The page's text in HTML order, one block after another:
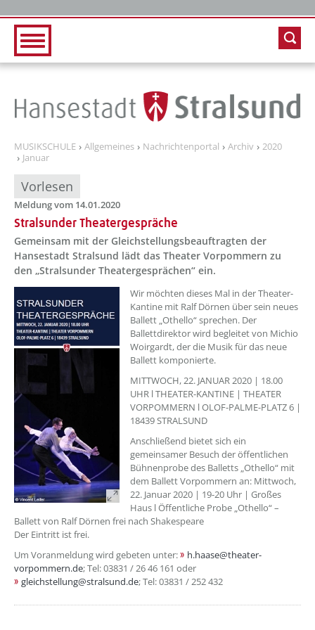
MUSIKSCHULE Allgemeines Nachrichtenportal Archiv
2020
Januar
Vorlesen
Meldung vom 14.01.2020
Stralsunder Theatergespräche
Gemeinsam mit der Gleichstellungsbeauftragten der
Hansestadt Stralsund lädt das Theater Vorpommern zu
den „Stralsunder Theatergesprächen“ ein.
Wir möchten dieses Mal in der Theater-
Kantine mit Ralf Dörnen über sein neues
Ballett „Othello“ sprechen. Der
Ballettdirektor wird begleitet von Michio
Woirgardt, der die Musik für das neue
Ballett komponierte.
MITTWOCH, 22. JANUAR 2020 | 18.00
UHR l THEATER-KANTINE | THEATER
VORPOMMERN l OLOF-PALME-PLATZ 6 |
18439 STRALSUND
Anschließend bietet sich ein
gemeinsamer Besuch der öffentlichen
Bühnenprobe des Balletts „Othello“ mit
dem Ballett Vorpommern an: Mittwoch,
22. Januar 2020 | 19-20 Uhr | Großes
Haus l Öffentliche Probe „Othello“ –
Ballett von Ralf Dörnen frei nach Shakespeare
Der Eintritt ist frei.
Um Voranmeldung wird gebeten unter:
h.haase@theater-
vorpommern.de; Tel: 03831 / 26 46 161 oder
gleichstellung@stralsund.de; Tel: 03831 / 252 432